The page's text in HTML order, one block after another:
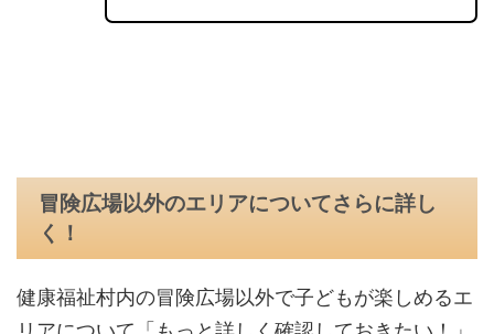
冒険広場以外のエリアについてさらに詳し
く！
健康福祉村内の冒険広場以外で子どもが楽しめるエ